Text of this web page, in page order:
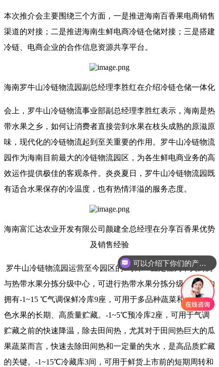
本次推介会主要围绕三个方面，一是推进海南百香果电商销售
渠道的对接；二是推进海南生鲜电商冷链仓储对接；三是搭建
冷链、电商企业的合作信息资源共享平台。
海南罗牛山冷链物流园副总经理李胜红在介绍冷链仓储一体化
会上，罗牛山冷链物流事业部副总经理李胜红表示，海南是热
带水果之乡，如何让消费者直接尝到水果在枝头成熟的原滋原
味，现代化的冷链物流起到至关重要的作用。罗牛山冷链物流
园作为海南目前最大的冷链物流园区，为各生鲜电商业务的高
效运作提供极佳的客观条件。炎炎夏日，罗牛山冷链物流园既
有适合水果保存的冷温度，也有热情洋溢的服务态度。
海南富汇达农业开发有限公司颜建全总经理在分享百香果优势
及销售经验
罗牛山冷链物流园运营至今园区的1号库一直定位为中央厨房
与热带水果分拣分级中心，可进行热带水果分拣分级。园区内
拥有-1~15 ℃气调保鲜冷库9座，可用于多品种蔬菜和一些特
色水果的长期、高质量贮藏。-1~5℃预冷库2座，可用于气调
贮藏之前的快速降温，除去田间热，尤其对于田间热巨大的瓜
果蔬菜而言，快速去除田间热和一定量的失水，是高品质贮藏
的关键。-1~15℃冷藏库3间，可用于鲜货上市前的短期周转和
可以介绍下你们的产品么